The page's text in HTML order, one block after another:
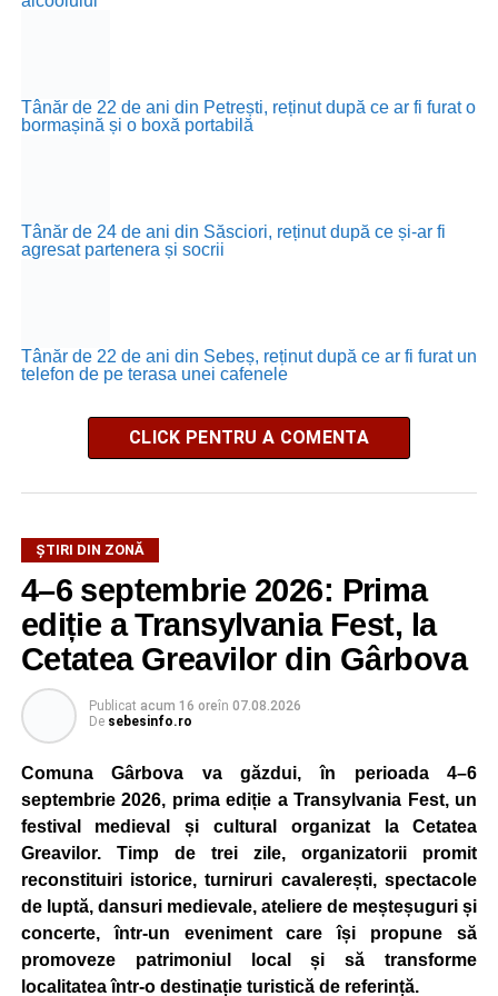
Tânăr de 22 de ani din Petrești, reținut după ce ar fi furat o
bormașină și o boxă portabilă
Tânăr de 24 de ani din Săsciori, reținut după ce și-ar fi
agresat partenera și socrii
Tânăr de 22 de ani din Sebeș, reținut după ce ar fi furat un
telefon de pe terasa unei cafenele
CLICK PENTRU A COMENTA
ȘTIRI DIN ZONĂ
4–6 septembrie 2026: Prima
ediție a Transylvania Fest, la
Cetatea Greavilor din Gârbova
Publicat acum 16 oreîn 07.08.2026
De sebesinfo.ro
Comuna Gârbova va găzdui, în perioada 4–6
septembrie 2026, prima ediție a Transylvania Fest, un
festival medieval și cultural organizat la Cetatea
Greavilor. Timp de trei zile, organizatorii promit
reconstituiri istorice, turniruri cavalerești, spectacole
de luptă, dansuri medievale, ateliere de meșteșuguri și
concerte, într-un eveniment care își propune să
promoveze patrimoniul local și să transforme
localitatea într-o destinație turistică de referință.